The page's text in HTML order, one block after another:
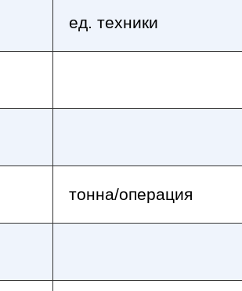
ед. техники
тонна/операция